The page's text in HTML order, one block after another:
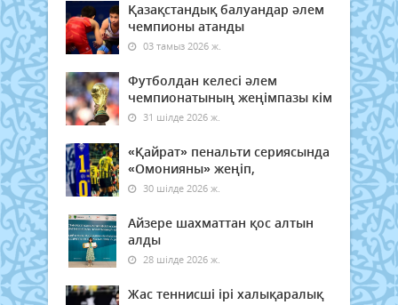
Қазақстандық балуандар әлем
чемпионы атанды
03 тамыз 2026 ж.
Футболдан келесі әлем
чемпионатының жеңімпазы кім
31 шілде 2026 ж.
«Қайрат» пенальти сериясында
«Омонияны» жеңіп,
30 шілде 2026 ж.
Айзере шахматтан қос алтын
алды
28 шілде 2026 ж.
Жас теннисші ірі халықаралық